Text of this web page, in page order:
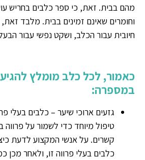
מהם בבית. זאת, כי ספר כלבים בחריש
וחומרים שאינם זמינים בבית. מלבד
חיובית עבור הכלב, ושקט נפשי עבור
כאמור, לכל כלב מומלץ להגיע
במספרה:
גזעים ארוכי שיער – כלבים בעלי
טיפול מיוחד כדי לשמור על
קשרים. על אנשי המקצוע לדעת
כלבים בעלי פרווה זו, ולאחר מכן